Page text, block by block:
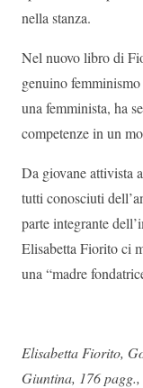
nella stanza.
Nel nuovo libro di
genuino
una femminista, ha
competenze in un
Da giovane attivista
tutti conosciuti
parte integrante
Elisabetta Fiorito ci
una “madre
Elisabetta Fiorito,
Giuntina, 176